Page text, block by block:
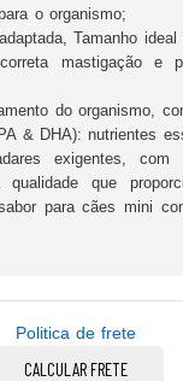
o organismo;
Tamanho
mastigação e
do organismo,
& DHA): nutrientes
exigentes, com
que
para cães mini
Politica de frete
CALCULAR FRETE